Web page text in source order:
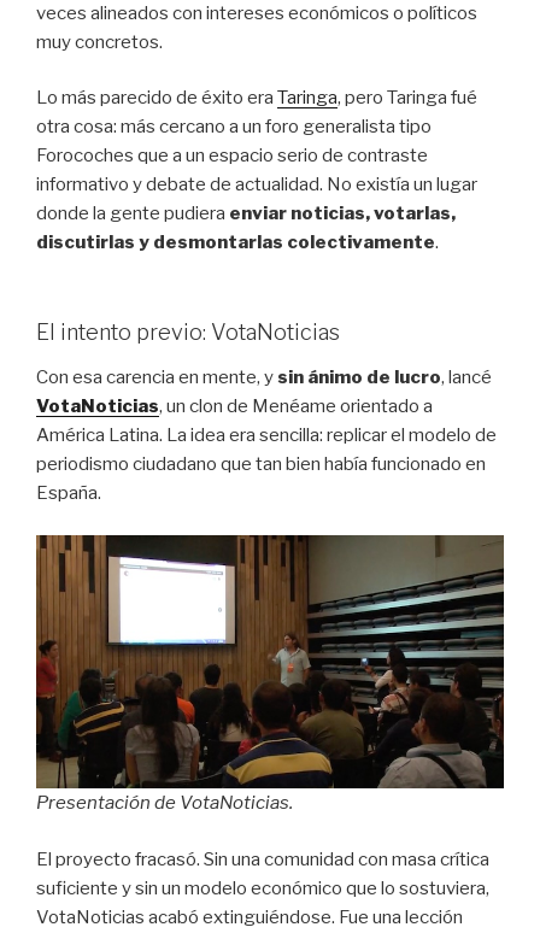
veces alineados con intereses económicos o políticos
muy concretos.
Lo más parecido de éxito era Taringa, pero Taringa fué
otra cosa: más cercano a un foro generalista tipo
Forocoches que a un espacio serio de contraste
informativo y debate de actualidad. No existía un lugar
donde la gente pudiera enviar noticias, votarlas,
discutirlas y desmontarlas colectivamente.
El intento previo: VotaNoticias
Con esa carencia en mente, ysin ánimo de lucro, lancé
VotaNoticias, un clon de Menéame orientado a
América Latina. La idea era sencilla: replicar el modelo de
periodismo ciudadano que tan bien había funcionado en
España.
Presentación de VotaNoticias.
El proyecto fracasó. Sin una comunidad con masa crítica
suficiente y sin un modelo económico que lo sostuviera,
VotaNoticias acabó extinguiéndose. Fue una lección